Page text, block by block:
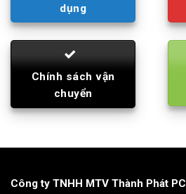
dụng
Chính sách vận
chuyển
Công ty TNHH MTV Thành Phát PC